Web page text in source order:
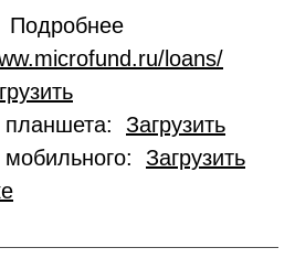
Подробнее
loans/
планшета: Загрузить
Загрузить